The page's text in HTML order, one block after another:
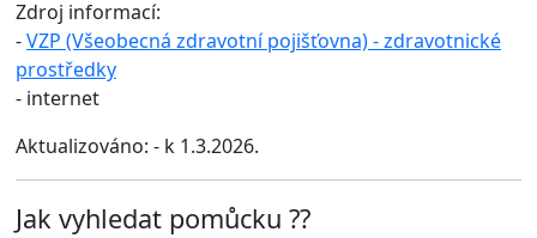
Zdroj informací:
-VZP (Všeobecná zdravotní pojišťovna) - zdravotnické
prostředky
- internet
Aktualizováno: - k 1.3.2026.
Jak vyhledat pomůcku ??